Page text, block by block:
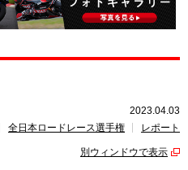
とは?
2023.04.03
全日本ロードレース選手権 レポート
別ウィンドウで表示